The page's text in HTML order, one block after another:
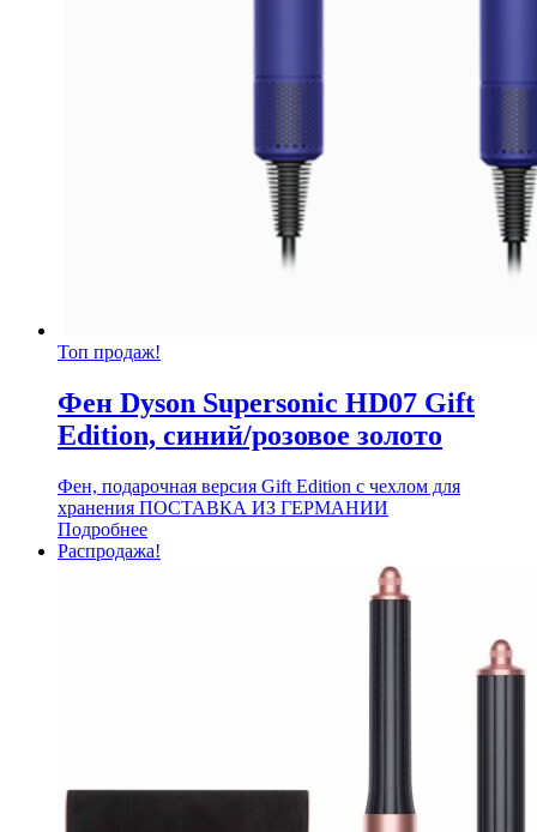
Топ продаж!
Фен Dyson Supersonic HD07 Gift
Edition, синий/розовое золото
Фен, подарочная версия Gift Edition с чехлом для
хранения ПОСТАВКА ИЗ ГЕРМАНИИ
Подробнее
Распродажа!